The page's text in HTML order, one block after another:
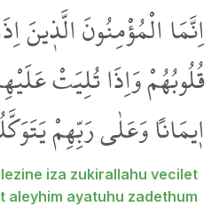
اِنَّمَا الْمُؤْمِنُونَ الَّذ۪ينَ
قُلُوبُهُمْ وَاِذَا تُلِيَتْ
ا۪يمَاناً وَعَلٰى رَبِّهِمْ
iza zukirallahu vecilet
aleyhim ayatuhu zadethum